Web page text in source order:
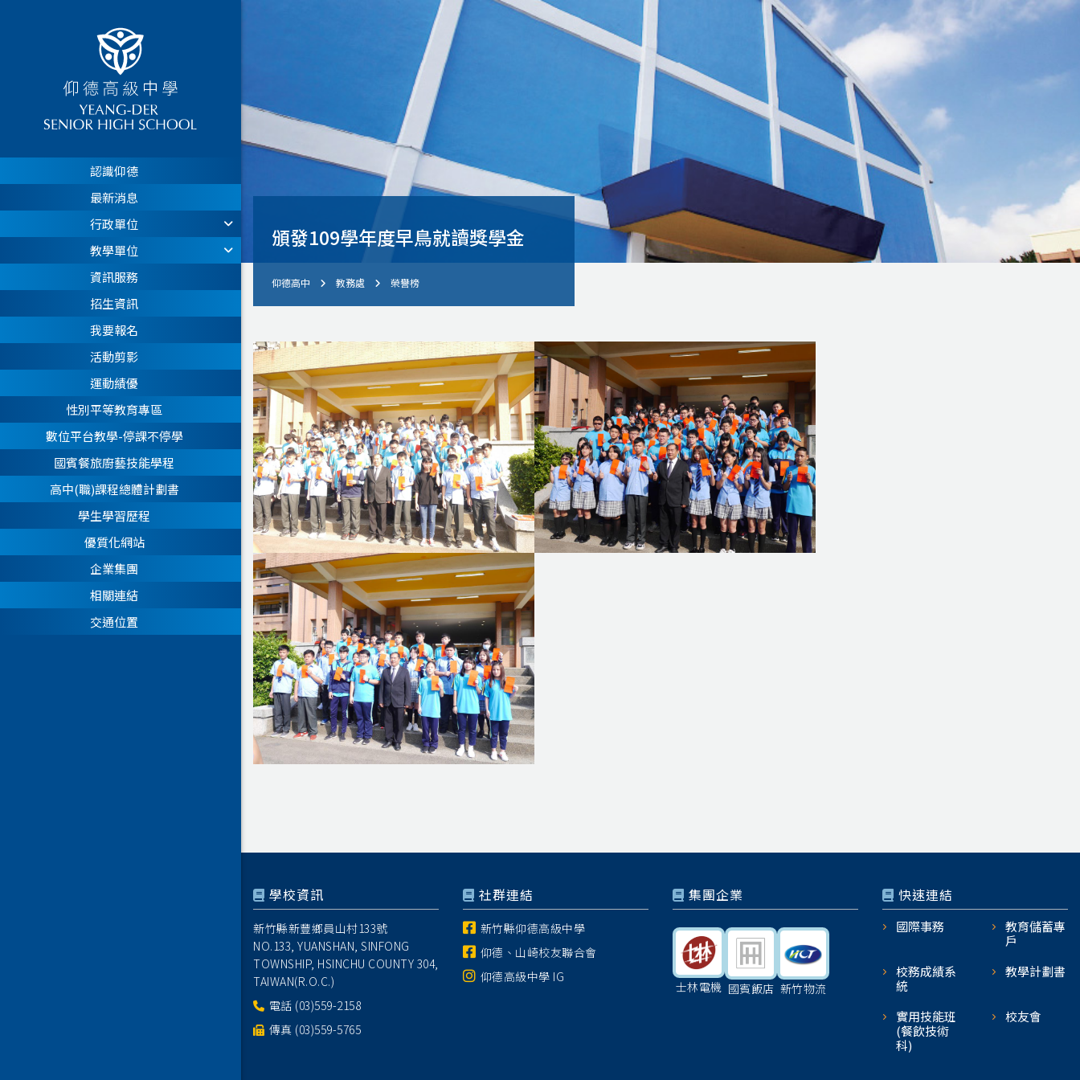
認識仰德
最新消息
行政單位
教學單位
資訊服務
招生資訊
我要報名
活動剪影
運動績優
性別平等教育專區
數位平台教學-停課不停學
國賓餐旅廚藝技能學程
高中(職)課程總體計劃書
學生學習歷程
優質化網站
企業集團
相關連結
交通位置
頒發109學年度早鳥就讀獎學金
仰德高中 教務處 榮譽榜
學校資訊
新竹縣新豐鄉員山村133號
NO.133, YUANSHAN, SINFONG
TOWNSHIP, HSINCHU COUNTY 304,
TAIWAN(R.O.C.)
電話 (03)559-2158
傳真 (03)559-5765
社群連結
新竹縣仰德高級中學
仰德、山崎校友聯合會
仰德高級中學 IG
集團企業
士林電機 國賓飯店 新竹物流
快速連結
國際事務
教育儲蓄專
戶
校務成績系
統
教學計劃書
實用技能班
(餐飲技術
科)
校友會